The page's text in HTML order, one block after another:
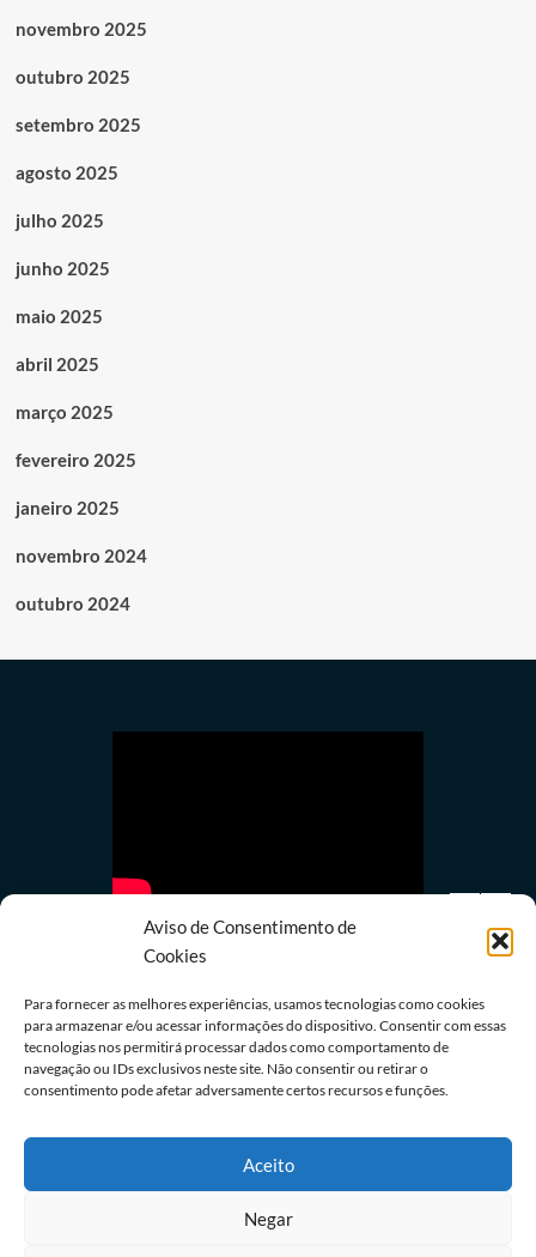
Aviso de Consentimento de
Cookies
Para fornecer as melhores experiências, usamos tecnologias como cookies
para armazenar e/ou acessar informações do dispositivo. Consentir com essas
tecnologias nos permitirá processar dados como comportamento de
navegação ou IDs exclusivos neste site. Não consentir ou retirar o
consentimento pode afetar adversamente certos recursos e funções.
Aceito
Negar
novembro 2025
outubro 2025
setembro 2025
agosto 2025
julho 2025
junho 2025
maio 2025
abril 2025
março 2025
fevereiro 2025
janeiro 2025
novembro 2024
outubro 2024
Últimas notícias
Coronel do Corpo de Bombeiros vira réu em caso
de assédio sexual
Redação 07/08/2026